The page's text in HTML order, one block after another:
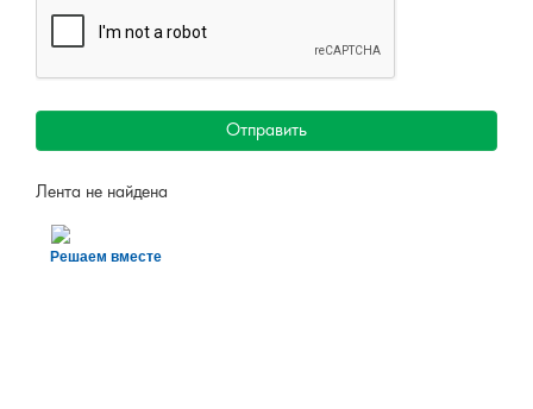
Отправить
Лента не найдена
Решаем вместе